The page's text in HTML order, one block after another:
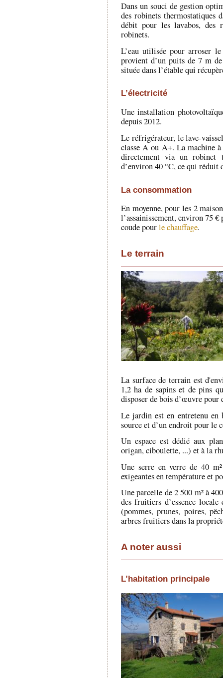
Dans un souci de gestion
des robinets thermostatiques
débit pour les lavabos, des
robinets.
L’eau utilisée pour arroser
provient d’un puits de 7 m
située dans l’étable qui
L’électricité
Une installation
depuis 2012.
Le réfrigérateur, le lave-
classe A ou A+. La machine
directement via un robinet
d’environ 40 °C, ce qui réduit
La consommation
En moyenne, pour les 2
l’assainissement, environ 75
coude pourle chauffage.
Le terrain
La surface de terrain est
1,2 ha de sapins et de pins
disposer de bois d’œuvre pour
Le jardin est en entretenu en
source et d’un endroit pour le
Un espace est dédié aux
origan, ciboulette, ...) et à la
Une serre en verre de 40
exigeantes en température et
Une parcelle de 2 500 m² à
des fruitiers d’essence
(pommes, prunes, poires,
arbres fruitiers dans la
A noter aussi
L’habitation principale